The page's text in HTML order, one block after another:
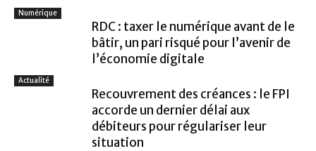
Numérique
RDC : taxer le numérique avant de le
bâtir, un pari risqué pour l’avenir de
l’économie digitale
Actualité
Recouvrement des créances : le FPI
accorde un dernier délai aux
débiteurs pour régulariser leur
situation